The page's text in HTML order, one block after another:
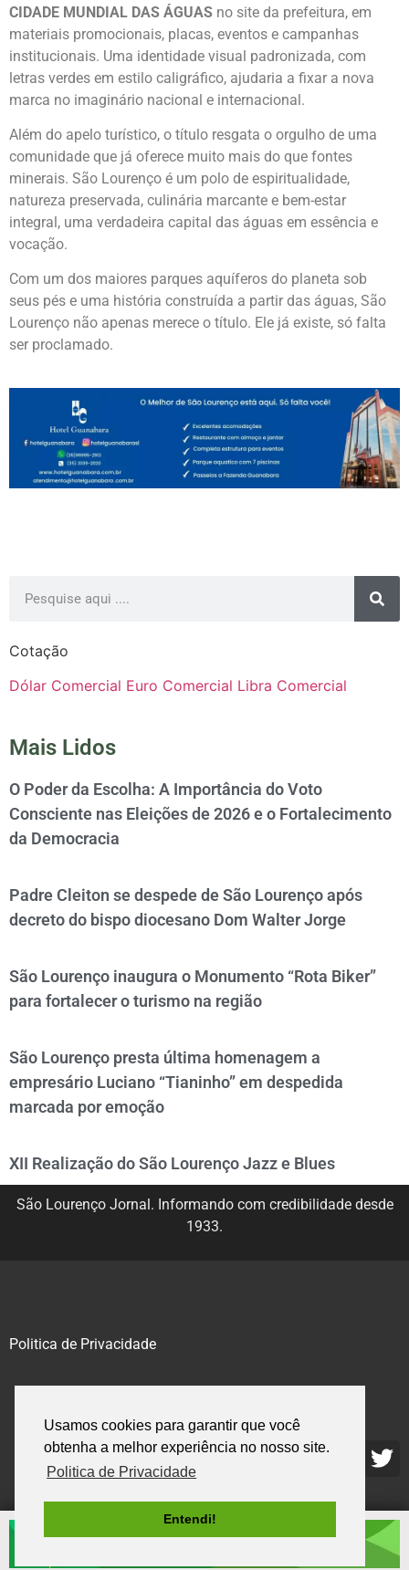
Usamos cookies para garantir que você
obtenha a melhor experiência no nosso site.
Politica de Privacidade
Entendi!
CIDADE MUNDIAL DAS ÁGUAS no site da prefeitura, em
materiais promocionais, placas, eventos e campanhas
institucionais. Uma identidade visual padronizada, com
letras verdes em estilo caligráfico, ajudaria a fixar a nova
marca no imaginário nacional e internacional.
Além do apelo turístico, o título resgata o orgulho de uma
comunidade que já oferece muito mais do que fontes
minerais. São Lourenço é um polo de espiritualidade,
natureza preservada, culinária marcante e bem-estar
integral, uma verdadeira capital das águas em essência e
vocação.
Com um dos maiores parques aquíferos do planeta sob
seus pés e uma história construída a partir das águas, São
Lourenço não apenas merece o título. Ele já existe, só falta
ser proclamado.
Cotação
Dólar Comercial Euro Comercial Libra Comercial
Mais Lidos
O Poder da Escolha: A Importância do Voto
Consciente nas Eleições de 2026 e o Fortalecimento
da Democracia
Padre Cleiton se despede de São Lourenço após
decreto do bispo diocesano Dom Walter Jorge
São Lourenço inaugura o Monumento “Rota Biker”
para fortalecer o turismo na região
São Lourenço presta última homenagem a
empresário Luciano “Tianinho” em despedida
marcada por emoção
XII Realização do São Lourenço Jazz e Blues
São Lourenço Jornal. Informando com credibilidade desde
1933.
Politica de Privacidade